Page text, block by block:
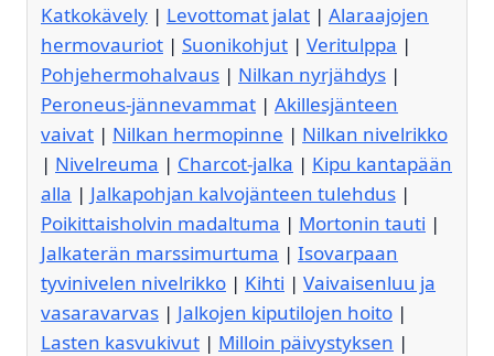
Katkokävely | Levottomat jalat | Alaraajojen
hermovauriot | Suonikohjut | Veritulppa |
Pohjehermohalvaus | Nilkan nyrjähdys |
Peroneus-jännevammat | Akillesjänteen
vaivat | Nilkan hermopinne | Nilkan nivelrikko
| Nivelreuma | Charcot-jalka | Kipu kantapään
alla | Jalkapohjan kalvojänteen tulehdus |
Poikittaisholvin madaltuma | Mortonin tauti |
Jalkaterän marssimurtuma | Isovarpaan
tyvinivelen nivelrikko | Kihti | Vaivaisenluu ja
vasaravarvas | Jalkojen kiputilojen hoito |
Lasten kasvukivut | Milloin päivystyksen |